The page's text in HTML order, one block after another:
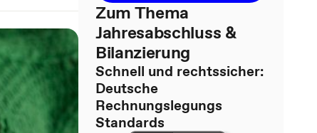
Zum Thema
Jahresabschluss &
Bilanzierung
Schnell und rechtssicher:
Deutsche
Rechnungslegungs
Standards